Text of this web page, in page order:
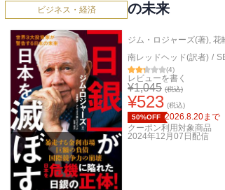
ビジネス・経済
の未来
ジム・ロジャーズ(著), 花
南レッドヘッド(訳者) /
(4)
レビューを書く
¥1,045 (税込)
¥523 (税込)
50%OFF 2026.8.20まで
クーポン利用対象商品
2024年12月07日 配信